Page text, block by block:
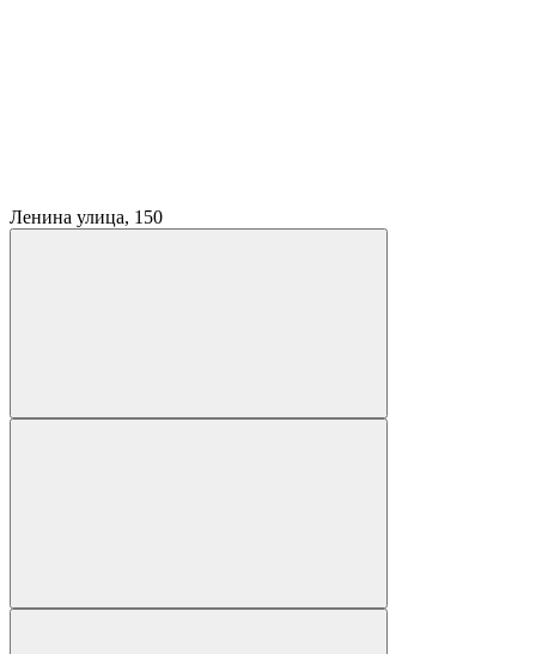
Ленина улица, 150